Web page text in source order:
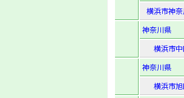
横浜市神
神奈川県
横浜市中
神奈川県
横浜市旭